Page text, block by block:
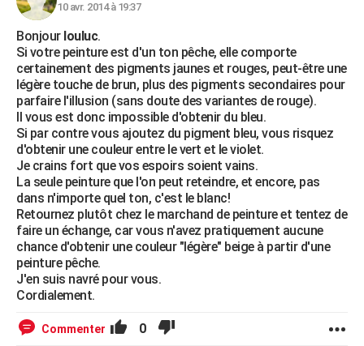
S'inscrire
Se connecter
Lycées
Collèges
Primaires
Universités
Entreprises
Service militaire
Avis de recherche
AVIS DE DÉCÈS
FORUM
Bricolage
Lifestyle
Culture
Sport
Auto
Television
Voyage
Cinema
10 avr. 2014 à 19:37
Bonjour louluc.
Si votre peinture est d'un ton pêche, elle comporte
certainement des pigments jaunes et rouges, peut-être une
légère touche de brun, plus des pigments secondaires pour
parfaire l'illusion (sans doute des variantes de rouge).
Il vous est donc impossible d'obtenir du bleu.
Si par contre vous ajoutez du pigment bleu, vous risquez
d'obtenir une couleur entre le vert et le violet.
Je crains fort que vos espoirs soient vains.
La seule peinture que l'on peut reteindre, et encore, pas
dans n'importe quel ton, c'est le blanc!
Retournez plutôt chez le marchand de peinture et tentez de
faire un échange, car vous n'avez pratiquement aucune
chance d'obtenir une couleur "légère" beige à partir d'une
peinture pêche.
J'en suis navré pour vous.
Cordialement.
Commenter 0